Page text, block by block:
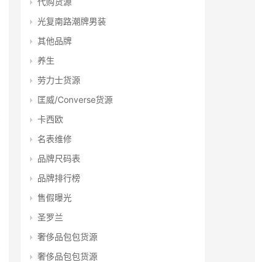
光复南路潮牌男装
其他品牌
养生
劳力士货源
匡威/Converse货源
卡西欧
名表维修
品牌尺码表
品牌排行榜
售假曝光
圣罗兰
奢侈品包包货源
奢侈品包包货源